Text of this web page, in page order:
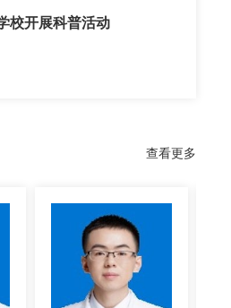
校开展科普活动
查看更多